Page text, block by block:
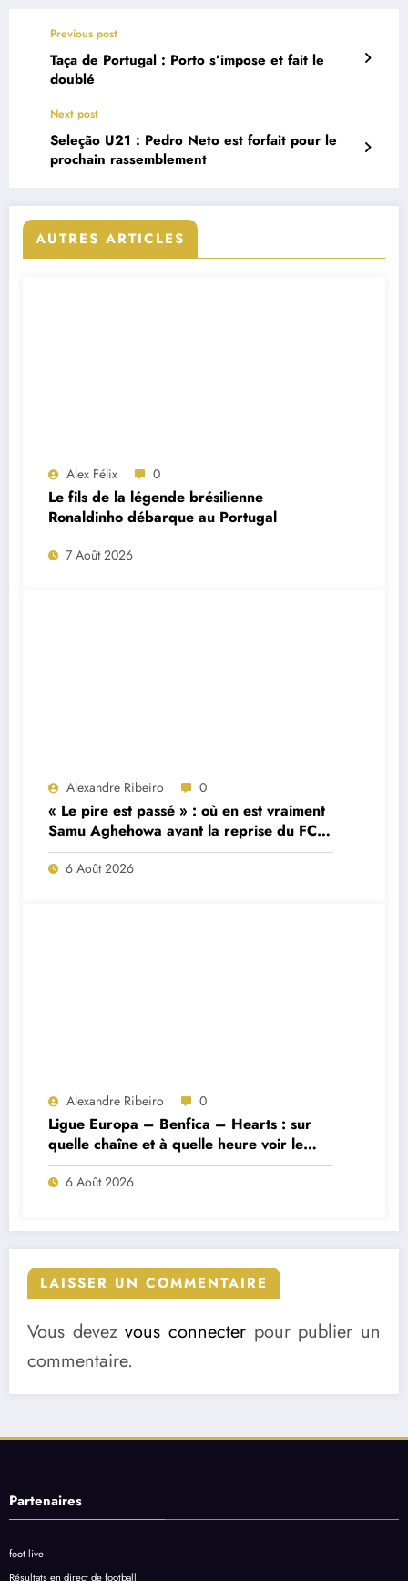
Previous post
Taça de Portugal : Porto s’impose et fait le
doublé
Next post
Seleção U21 : Pedro Neto est forfait pour le
prochain rassemblement
AUTRES ARTICLES
Alex Félix 0
Le fils de la légende brésilienne
Ronaldinho débarque au Portugal
7 Août 2026
Alexandre Ribeiro 0
« Le pire est passé » : où en est vraiment
Samu Aghehowa avant la reprise du FC
Porto ?
6 Août 2026
Alexandre Ribeiro 0
Ligue Europa – Benfica – Hearts : sur
quelle chaîne et à quelle heure voir le
match ?
6 Août 2026
LAISSER UN COMMENTAIRE
Vous devezvous connecter pour publier un
commentaire.
Partenaires
foot live
Résultats en direct de football